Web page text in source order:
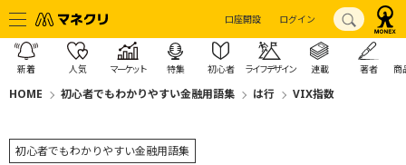
口座開設 ログイン
新着 人気 マーケット 特集 初心者 ライフデザイン 連載 著者 商
HOME 初心者でもわかりやすい金融用語集 は行 VIX指数
初心者でもわかりやすい金融用語集